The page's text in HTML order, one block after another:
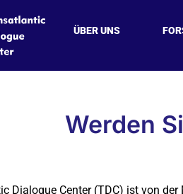
ÜBER UNS
Werden
Dialogue Center (TDC) ist von